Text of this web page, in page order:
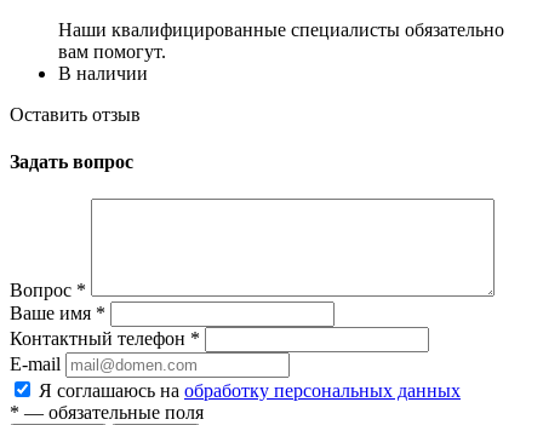
Наши квалифицированные специалисты обязательно
вам помогут.
В наличии
Оставить отзыв
Задать вопрос
Вопрос *
Ваше имя *
Контактный телефон *
E-mail
Я соглашаюсь на обработку персональных данных
* — обязательные поля